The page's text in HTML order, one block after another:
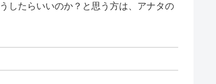
したらいいのか？と思う方は、アナタの